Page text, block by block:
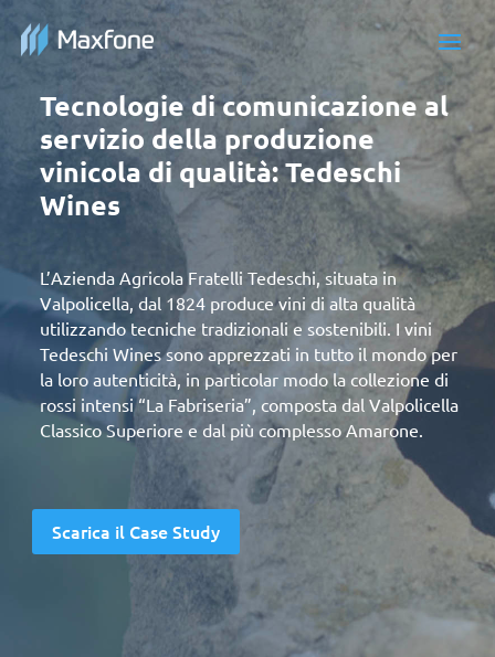
Tecnologie di comunicazione al
servizio della produzione
vinicola di qualità: Tedeschi
Wines
L’Azienda Agricola Fratelli Tedeschi, situata in
Valpolicella, dal 1824 produce vini di alta qualità
utilizzando tecniche tradizionali e sostenibili. I vini
Tedeschi Wines sono apprezzati in tutto il mondo per
la loro autenticità, in particolar modo la collezione di
rossi intensi “La Fabriseria”, composta dal Valpolicella
Classico Superiore e dal più complesso Amarone.
Scarica il Case Study